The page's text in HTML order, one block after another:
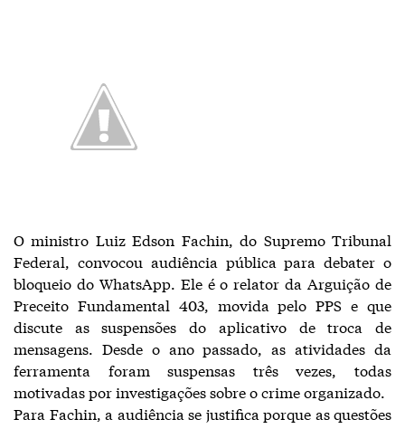
O ministro Luiz Edson Fachin, do Supremo Tribunal
Federal, convocou audiência pública para debater o
bloqueio do WhatsApp. Ele é o relator da Arguição de
Preceito Fundamental 403, movida pelo PPS e que
discute as suspensões do aplicativo de troca de
mensagens. Desde o ano passado, as atividades da
ferramenta foram suspensas três vezes, todas
motivadas por investigações sobre o crime organizado.
Para Fachin, a audiência se justifica porque as questões